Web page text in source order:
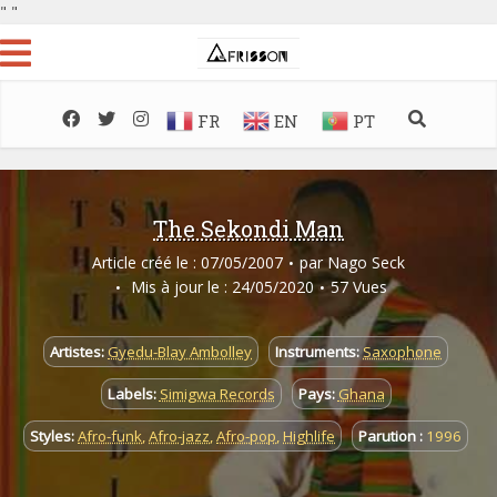
" "
FR EN PT
The Sekondi Man
Article créé le : 07/05/2007 par Nago Seck
Mis à jour le : 24/05/2020
57 Vues
Artistes: Gyedu-Blay Ambolley Instruments:Saxophone
Labels: Simigwa Records Pays: Ghana
Styles:Afro-funk,Afro-jazz,Afro-pop,Highlife Parution : 1996